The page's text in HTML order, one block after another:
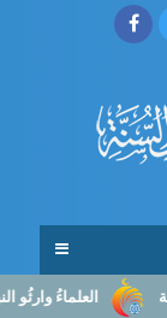
العلماءُ وارثُو النبوّة: من